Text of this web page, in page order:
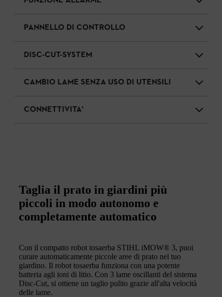
PANNELLO DI CONTROLLO
DISC-CUT-SYSTEM
CAMBIO LAME SENZA USO DI UTENSILI
CONNETTIVITA'
Taglia il prato in giardini più
piccoli in modo autonomo e
completamente automatico
Con il compatto robot tosaerba STIHL iMOW® 3, puoi
curare automaticamente piccole aree di prato nel tuo
giardino. Il robot tosaerba funziona con una potente
batteria agli ioni di litio. Con 3 lame oscillanti del sistema
Disc-Cut, si ottiene un taglio pulito grazie all'alta velocità
delle lame.